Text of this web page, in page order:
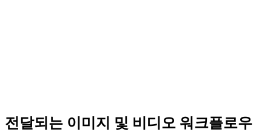
전달되는 이미지 및 비디오 워크플로우